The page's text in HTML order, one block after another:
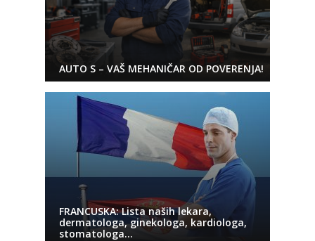
AUTO S – VAŠ MEHANIČAR OD POVERENJA!
FRANCUSKA: Lista naših lekara,
dermatologa, ginekologa, kardiologa,
stomatologa…